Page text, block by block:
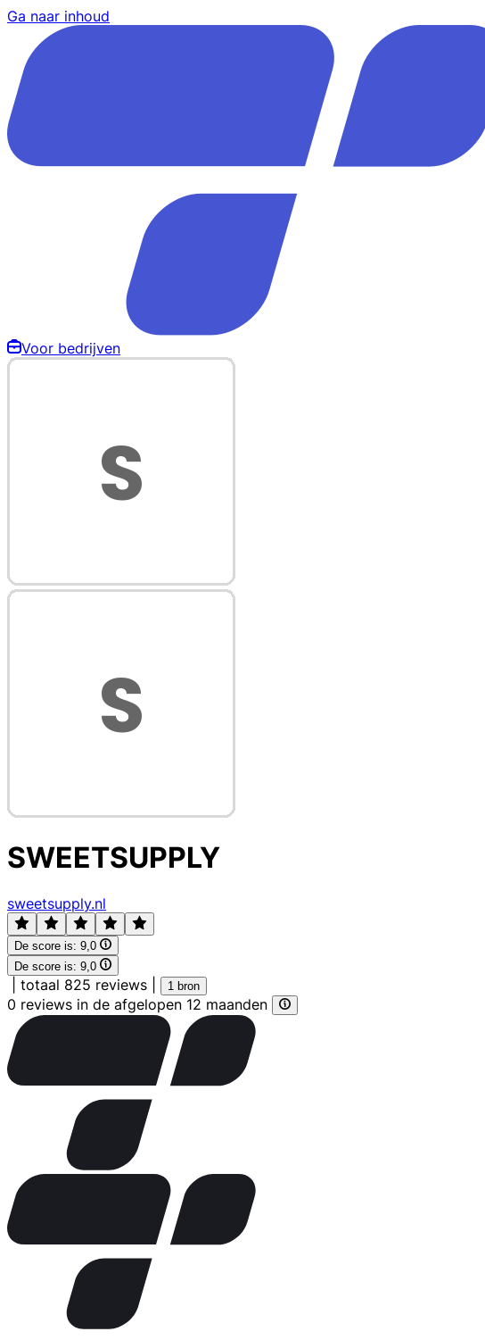
Ga naar inhoud
Voor bedrijven
SWEETSUPPLY
sweetsupply.nl
De score is: 9,0
De score is: 9,0
totaal 825 reviews 1 bron
0 reviews in de afgelopen 12 maanden